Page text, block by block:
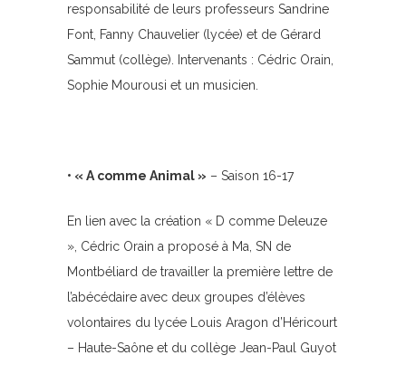
responsabilité de leurs professeurs Sandrine
Font, Fanny Chauvelier (lycée) et de Gérard
Sammut (collège). Intervenants : Cédric Orain,
Sophie Mourousi et un musicien.
• « A comme Animal » – Saison 16-17
En lien avec la création « D comme Deleuze
», Cédric Orain a proposé à Ma, SN de
Montbéliard de travailler la première lettre de
l’abécédaire avec deux groupes d’élèves
volontaires du lycée Louis Aragon d’Héricourt
– Haute-Saône et du collège Jean-Paul Guyot